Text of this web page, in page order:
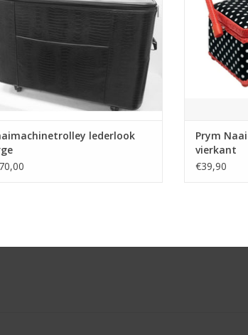
lederlook
Prym
vierkant
€39,90